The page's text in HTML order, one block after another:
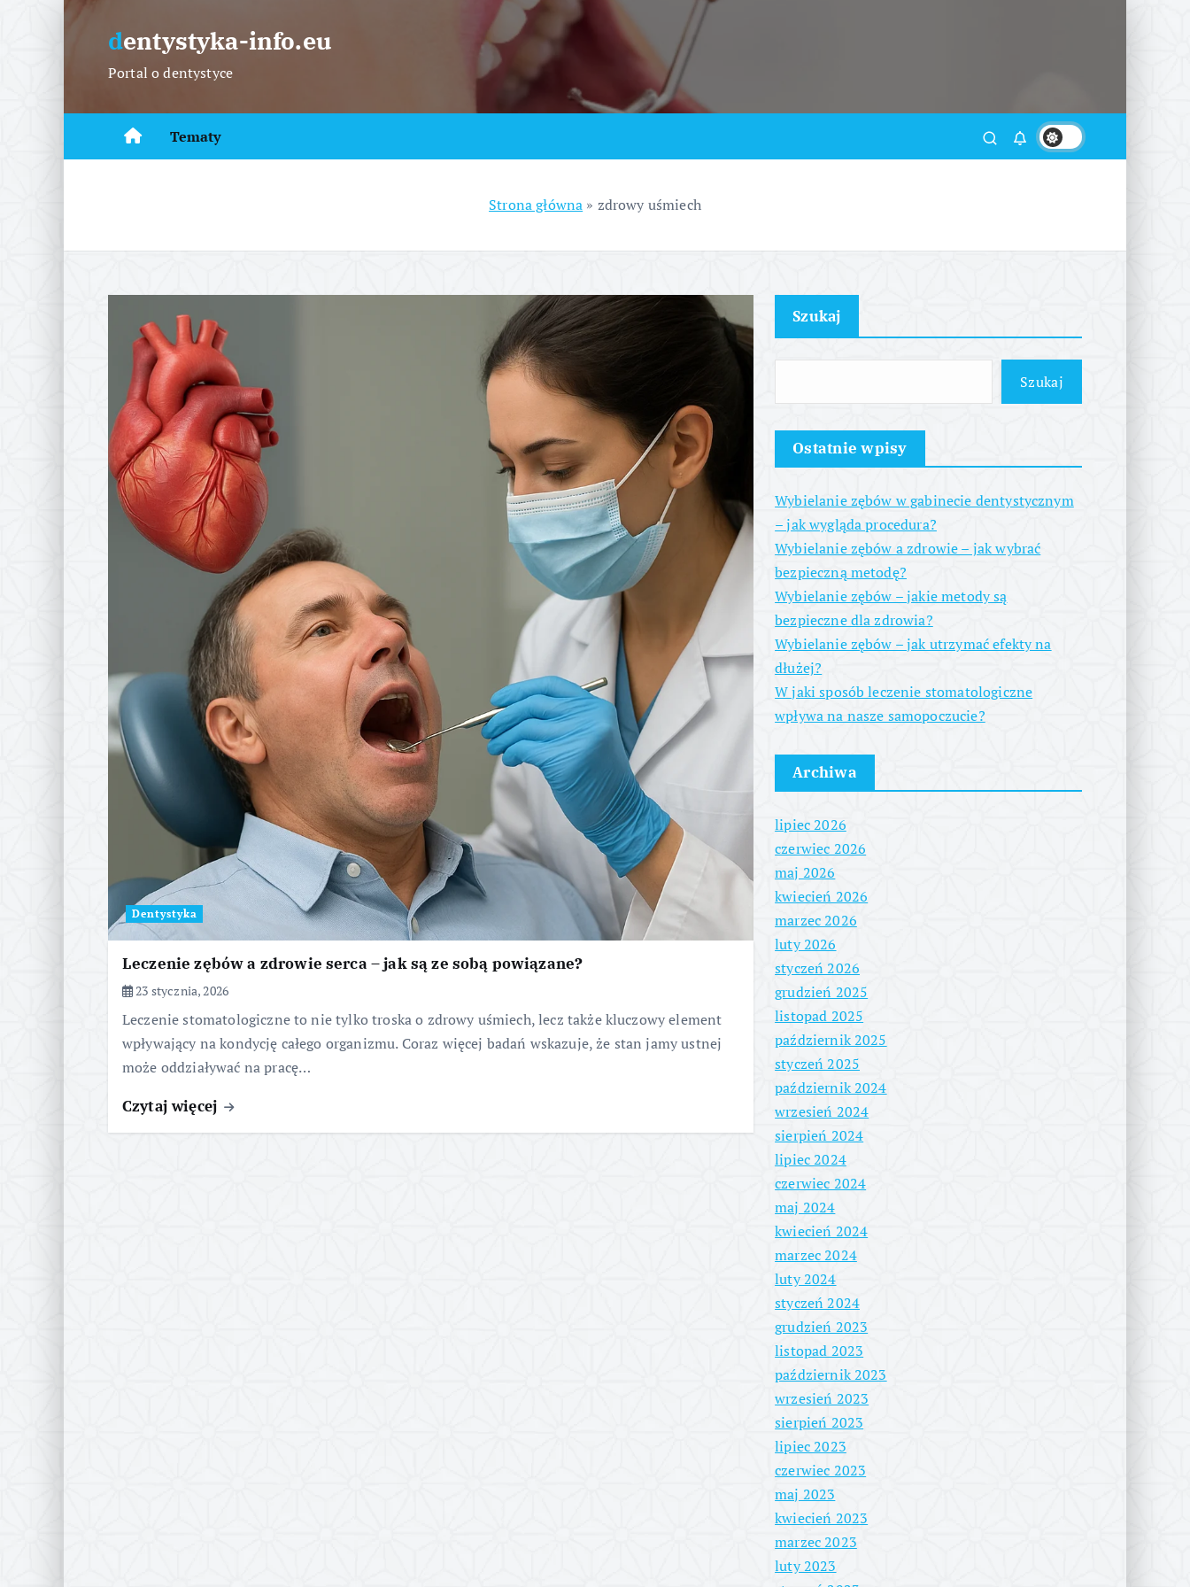
S
e
dentystyka-info.eu
Portal o dentystyce
Tematy
Strona główna » zdrowy uśmiech
Dentystyka
Leczenie zębów a zdrowie serca – jak są ze sobą powiązane?
23 stycznia, 2026
Leczenie stomatologiczne to nie tylko troska o zdrowy uśmiech, lecz także kluczowy element
wpływający na kondycję całego organizmu. Coraz więcej badań wskazuje, że stan jamy ustnej
może oddziaływać na pracę…
Czytaj więcej
Szukaj
Szukaj
Ostatnie wpisy
Wybielanie zębów w gabinecie dentystycznym
– jak wygląda procedura?
Wybielanie zębów a zdrowie – jak wybrać
bezpieczną metodę?
Wybielanie zębów – jakie metody są
bezpieczne dla zdrowia?
Wybielanie zębów – jak utrzymać efekty na
dłużej?
W jaki sposób leczenie stomatologiczne
wpływa na nasze samopoczucie?
Archiwa
lipiec 2026
czerwiec 2026
maj 2026
kwiecień 2026
marzec 2026
luty 2026
styczeń 2026
grudzień 2025
listopad 2025
październik 2025
styczeń 2025
październik 2024
wrzesień 2024
sierpień 2024
lipiec 2024
czerwiec 2024
maj 2024
kwiecień 2024
marzec 2024
luty 2024
styczeń 2024
grudzień 2023
listopad 2023
październik 2023
wrzesień 2023
sierpień 2023
lipiec 2023
czerwiec 2023
maj 2023
kwiecień 2023
marzec 2023
luty 2023